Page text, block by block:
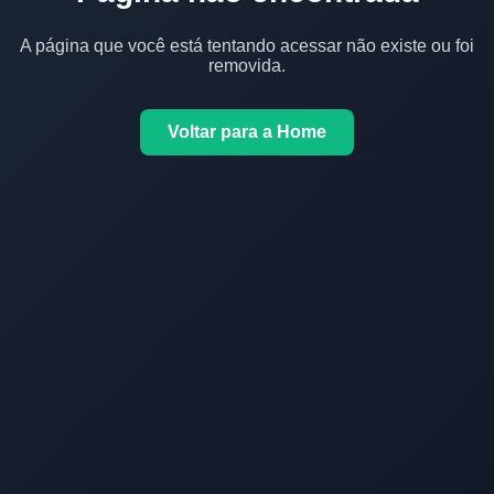
A página que você está tentando acessar não existe ou foi
removida.
Voltar para a Home